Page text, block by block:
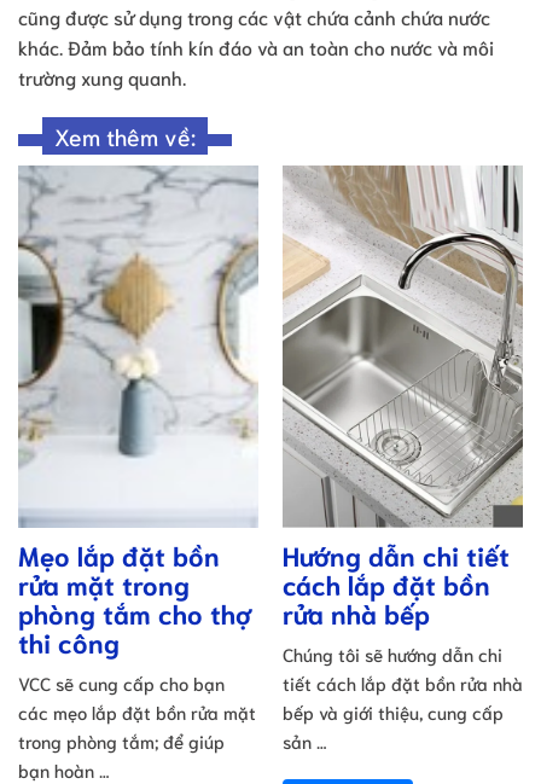
cũng được sử dụng trong các vật chứa cảnh chứa nước
khác. Đảm bảo tính kín đáo và an toàn cho nước và môi
trường xung quanh.
Xem thêm về:
Mẹo lắp đặt bồn
rửa mặt trong
phòng tắm cho thợ
thi công
VCC sẽ cung cấp cho bạn
các mẹo lắp đặt bồn rửa mặt
trong phòng tắm; để giúp
bạn hoàn …
Hướng dẫn chi tiết
cách lắp đặt bồn
rửa nhà bếp
Chúng tôi sẽ hướng dẫn chi
tiết cách lắp đặt bồn rửa nhà
bếp và giới thiệu, cung cấp
sản …